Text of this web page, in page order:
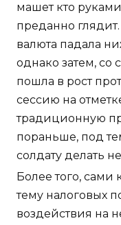
машет кто
преданно
валюта падала
однако затем,
пошла в рост
сессию на
традиционную
пораньше, под
солдату делать
Более того,
тему налоговых
воздействия на